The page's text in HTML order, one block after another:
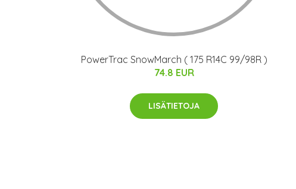
PowerTrac SnowMarch ( 175 R14C 99/98R )
74.8 EUR
LISÄTIETOJA